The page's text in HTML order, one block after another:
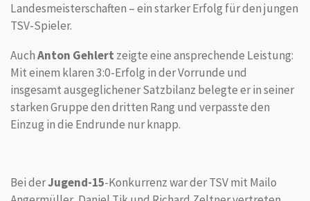
Landesmeisterschaften – ein starker Erfolg für den jungen
TSV-Spieler.
AuchAnton Gehlert zeigte eine ansprechende Leistung:
Mit einem klaren 3:0-Erfolg in der Vorrunde und
insgesamt ausgeglichener Satzbilanz belegte er in seiner
starken Gruppe den dritten Rang und verpasste den
Einzug in die Endrunde nur knapp.
Bei derJugend-15-Konkurrenz war der TSV mit Mailo